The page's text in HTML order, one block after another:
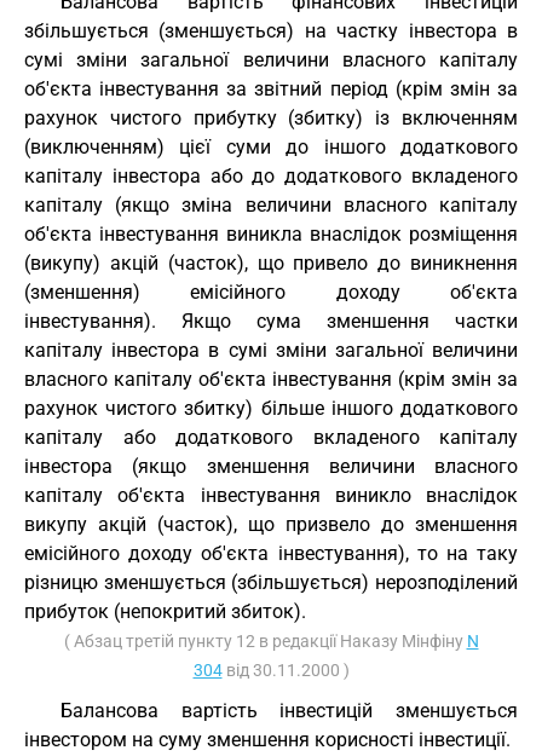
збільшується (зменшується) на частку інвестора в
сумі зміни загальної величини власного капіталу
об'єкта інвестування за звітний період (крім змін за
рахунок чистого прибутку (збитку) із включенням
(виключенням) цієї суми до іншого додаткового
капіталу інвестора або до додаткового вкладеного
капіталу (якщо зміна величини власного капіталу
об'єкта інвестування виникла внаслідок розміщення
(викупу) акцій (часток), що привело до виникнення
(зменшення) емісійного доходу об'єкта
інвестування). Якщо сума зменшення частки
капіталу інвестора в сумі зміни загальної величини
власного капіталу об'єкта інвестування (крім змін за
рахунок чистого збитку) більше іншого додаткового
капіталу або додаткового вкладеного капіталу
інвестора (якщо зменшення величини власного
капіталу об'єкта інвестування виникло внаслідок
викупу акцій (часток), що призвело до зменшення
емісійного доходу об'єкта інвестування), то на таку
різницю зменшується (збільшується) нерозподілений
прибуток (непокритий збиток).
( Абзац третій пункту 12 в редакції Наказу Мінфіну N
304від 30.11.2000 )
Балансова вартість інвестицій зменшується
інвестором на суму зменшення корисності інвестиції.